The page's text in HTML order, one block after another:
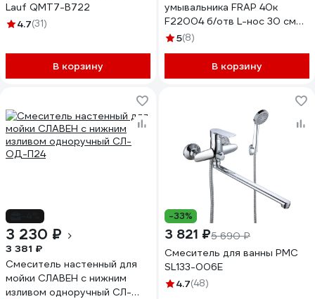
Lauf QMT7-B722
4.7(31)
В корзину
умывальника FRAP 40к
F22004 б/отв L-нос 30 см
531230
5(8)
В корзину
3 230 ₽
3 381 ₽
Смеситель настенный для
мойки СЛАВЕН с нижним
изливом одноручный СЛ-
-33%
3 821 ₽5 690 ₽
Смеситель для ванны РМС
SL133-006E
4.7(48)